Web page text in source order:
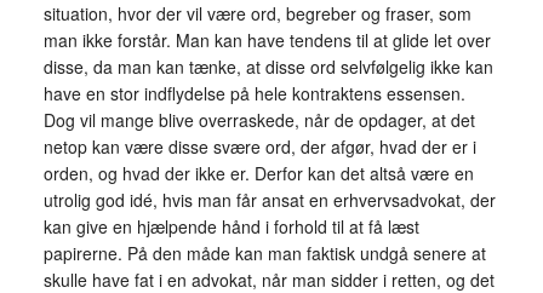
situation, hvor der vil være ord, begreber og fraser, som
man ikke forstår. Man kan have tendens til at glide let over
disse, da man kan tænke, at disse ord selvfølgelig ikke kan
have en stor indflydelse på hele kontraktens essensen.
Dog vil mange blive overraskede, når de opdager, at det
netop kan være disse svære ord, der afgør, hvad der er i
orden, og hvad der ikke er. Derfor kan det altså være en
utrolig god idé, hvis man får ansat en erhvervsadvokat, der
kan give en hjælpende hånd i forhold til at få læst
papirerne. På den måde kan man faktisk undgå senere at
skulle have fat i en advokat, når man sidder i retten, og det